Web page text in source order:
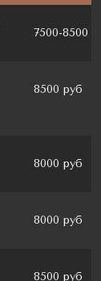
7500-8500
8500 руб
8000 руб
8000 руб
8500 руб